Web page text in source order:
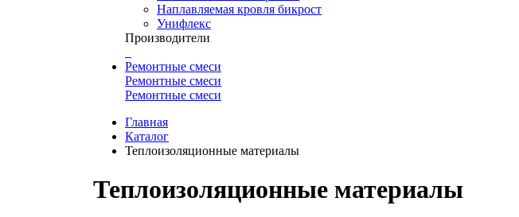
Наплавляемая кровля бикрост
Унифлекс
Производители
Ремонтные смеси
Ремонтные смеси
Ремонтные смеси
Главная
Каталог
Теплоизоляционные материалы
Теплоизоляционные материалы